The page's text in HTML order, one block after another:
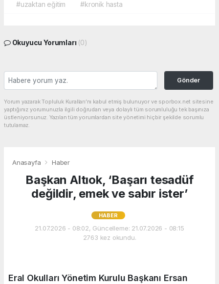
#uzaktan eğitim #kronik hasta
Okuyucu Yorumları (0)
Gönder
Yorum yazarak Topluluk Kuralları’nı kabul etmiş bulunuyor ve sporbox.net sitesine
yaptığınız yorumunuzla ilgili doğrudan veya dolaylı tüm sorumluluğu tek başınıza
üstleniyorsunuz. Yazılan tüm yorumlardan site yönetimi hiçbir şekilde sorumlu
tutulamaz.
Anasayfa Haber
Başkan Altıok, ‘Başarı tesadüf
değildir, emek ve sabır ister’
HABER
21.07.2026 - 08:02, Güncelleme: 21.07.2026 - 08:15
2763 kez okundu.
Eral Okulları Yönetim Kurulu Başkanı Ersan